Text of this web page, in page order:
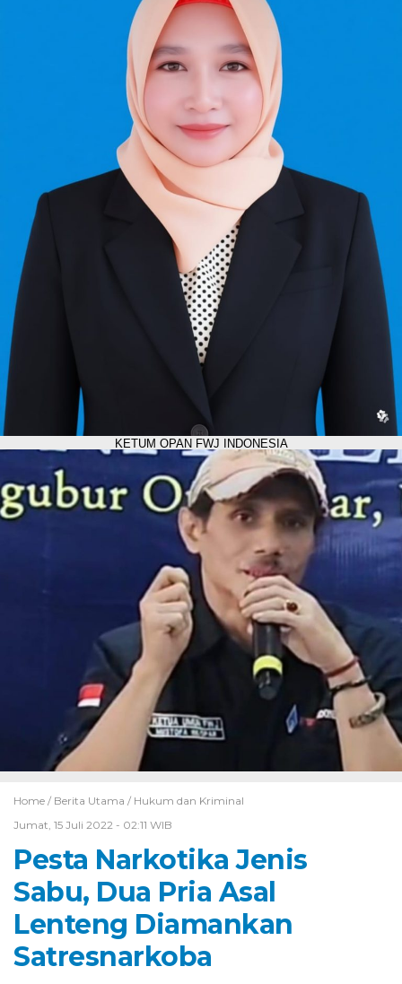
KETUM OPAN FWJ INDONESIA
Home / Berita Utama / Hukum dan Kriminal
Jumat, 15 Juli 2022 - 02:11 WIB
Pesta Narkotika Jenis
Sabu, Dua Pria Asal
Lenteng Diamankan
Satresnarkoba